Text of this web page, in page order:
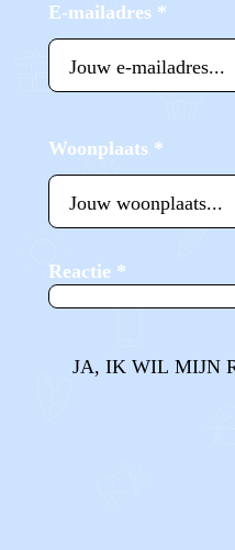
E-mailadres *
Woonplaats *
Reactie *
JA, IK WIL MIJN